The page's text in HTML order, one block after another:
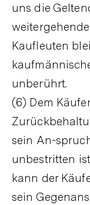
uns die
Kaufleuten
unberührt.
(6) Dem
sein An-
unbestritten
kann der
sein